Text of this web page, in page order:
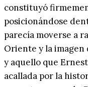
constituyó
posicionándose
parecía moverse a
Oriente y la
y aquello que
acallada por la